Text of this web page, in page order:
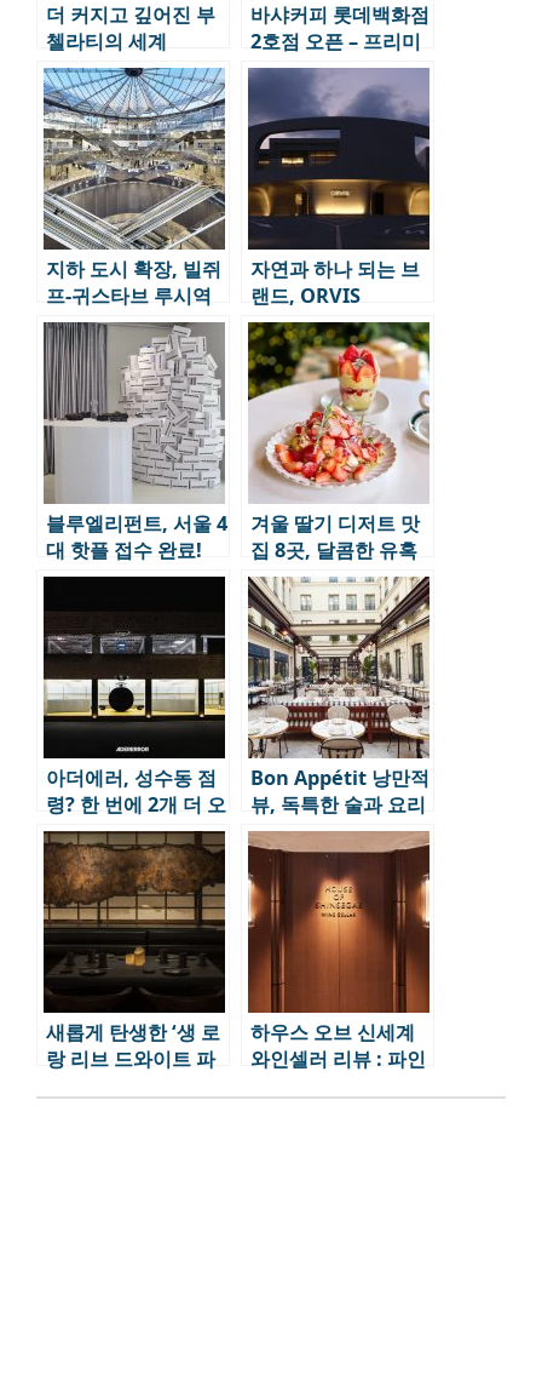
더 커지고 깊어진 부
첼라티의 세계
바샤커피 롯데백화점
2호점 오픈 – 프리미
엄 커피 바를 경험하
지하 도시 확장, 빌쥐
프-귀스타브 루시역
자연과 하나 되는 브
랜드, ORVIS
블루엘리펀트, 서울 4
대 핫플 접수 완료!
겨울 딸기 디저트 맛
집 8곳, 달콤한 유혹
이 시작된다.
아더에러, 성수동 점
령? 한 번에 2개 더 오
픈!
Bon Appétit 낭만적
뷰, 독특한 술과 요리
로 긴 여운을 남기는
미식 스폿 6
새롭게 탄생한 ‘생 로
랑 리브 드와이트 파
하우스 오브 신세계
와인셀러 리뷰 : 파인